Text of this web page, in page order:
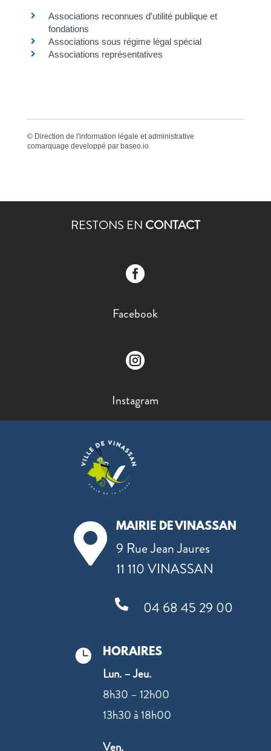
Associations reconnues d'utilité publique et
fondations
Associations sous régime légal spécial
Associations représentatives
© Direction de l'information légale et administrative
comarquage developpé par baseo.io
RESTONS EN CONTACT

Facebook

Instagram
 MAIRIE DE VINASSAN
9 Rue Jean Jaures
11 110 VINASSAN
 04 68 45 29 00
 HORAIRES
Lun. – Jeu.
8h30 – 12h00
13h30 à 18h00
Ven.